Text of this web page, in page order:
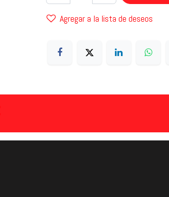
Agregar a la lista de deseos